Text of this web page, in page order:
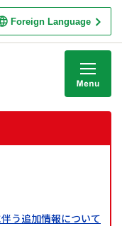
Foreign Language
う追加情報について